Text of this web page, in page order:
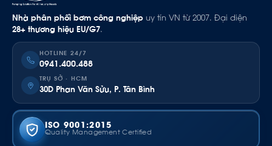
Nhà phân phối bơm công nghiệp uy tín VN từ 2007. Đại diện
28+ thương hiệu EU/G7.
HOTLINE 24/7
0941.400.488
TRỤ SỞ · HCM
30D Phan Văn Sửu, P. Tân Bình
ISO 9001:2015
Quality Management Certified